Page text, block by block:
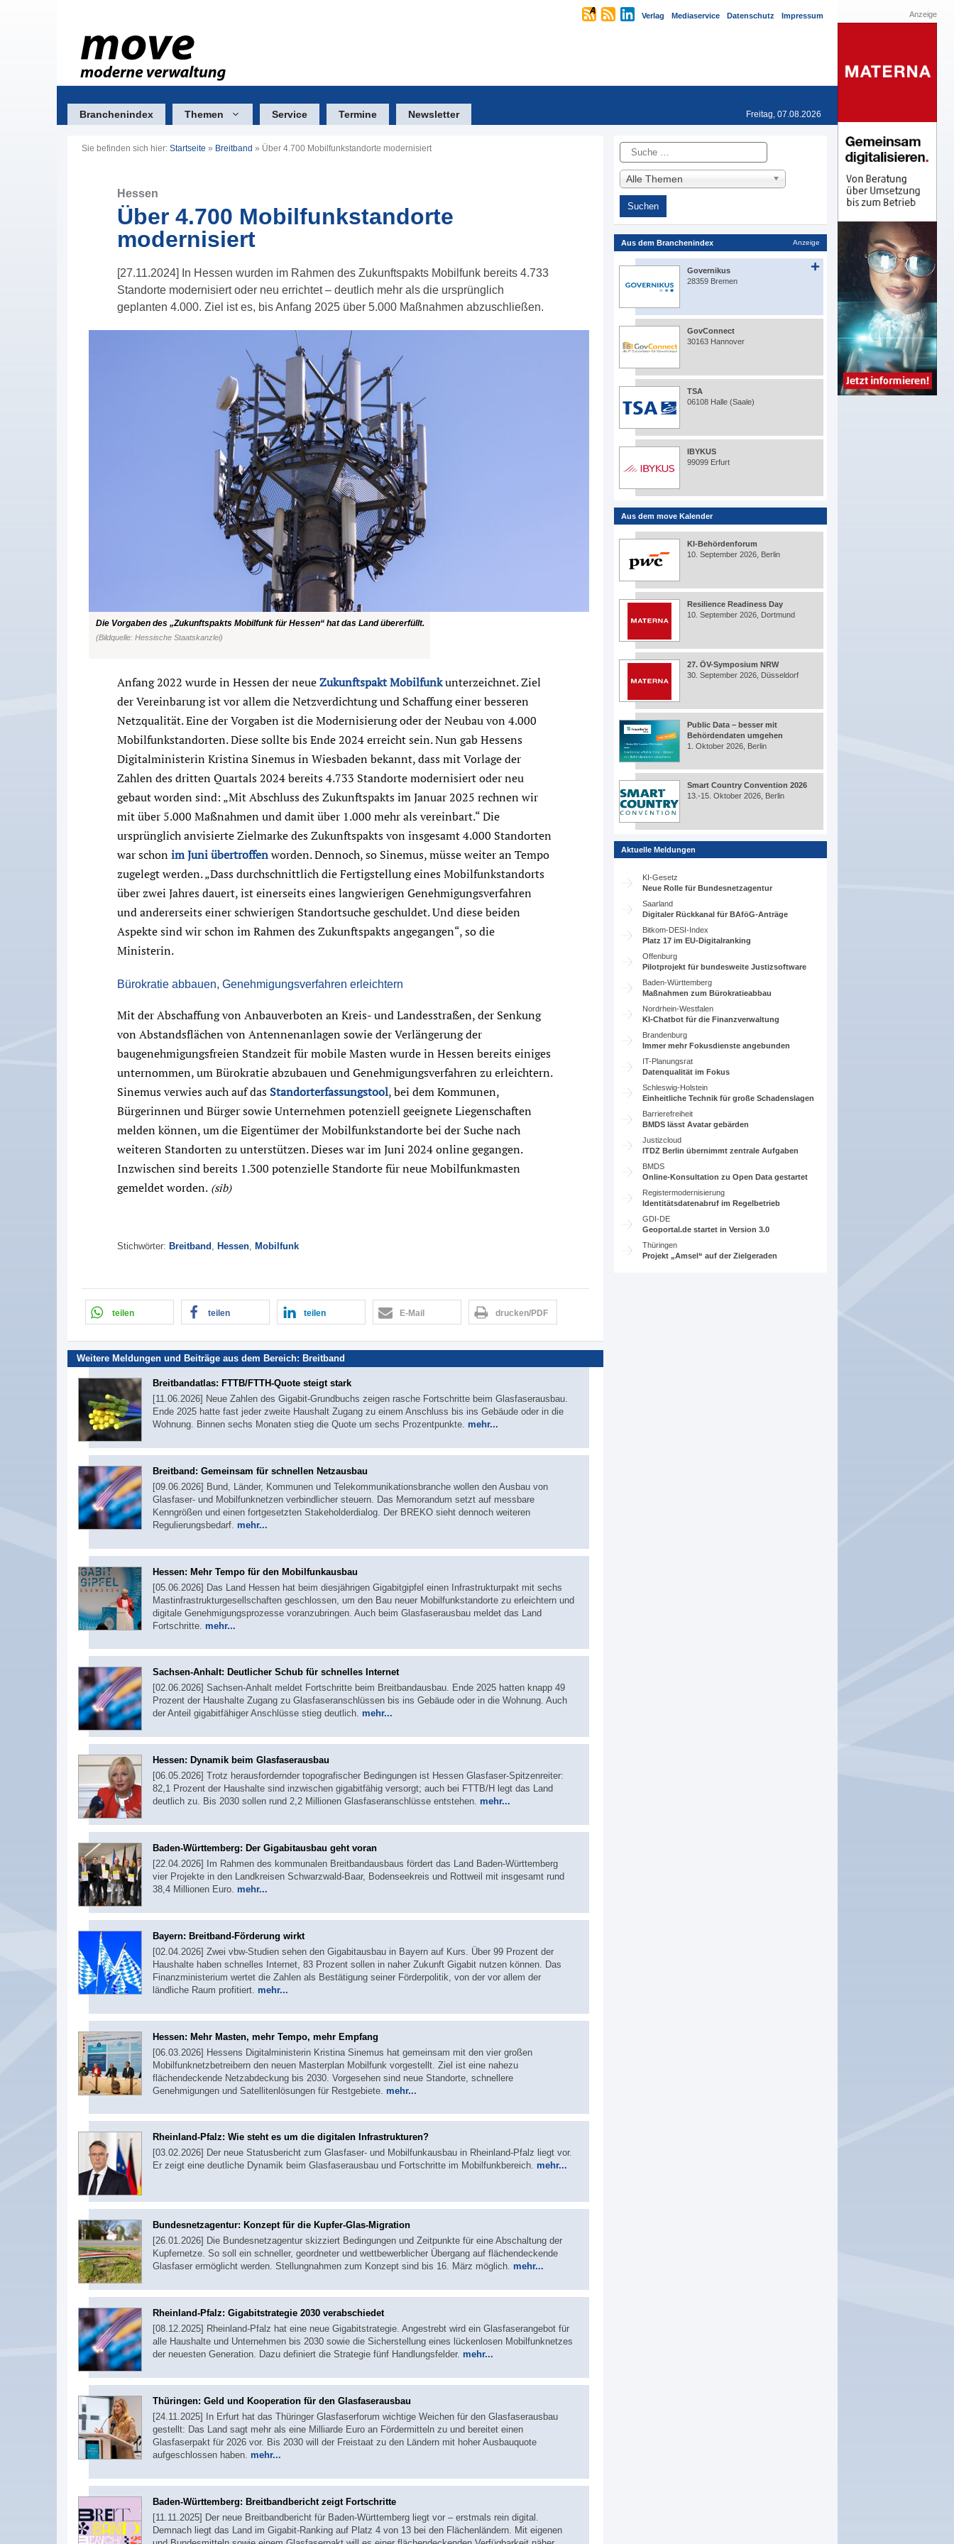
Verlag Mediaservice Datenschutz Impressum
Branchenindex Themen Service Termine Newsletter Freitag, 07.08.2026
Sie befinden sich hier: Startseite » Breitband » Über 4.700 Mobilfunkstandorte modernisiert
Hessen
Über 4.700 Mobilfunkstandorte
modernisiert
[27.11.2024] In Hessen wurden im Rahmen des Zukunftspakts Mobilfunk bereits 4.733
Standorte modernisiert oder neu errichtet – deutlich mehr als die ursprünglich
geplanten 4.000. Ziel ist es, bis Anfang 2025 über 5.000 Maßnahmen abzuschließen.
Die Vorgaben des „Zukunftspakts Mobilfunk für Hessen“ hat das Land übererfüllt.
(Bildquelle: Hessische Staatskanzlei)
Anfang 2022 wurde in Hessen der neueZukunftspakt Mobilfunkunterzeichnet. Ziel
der Vereinbarung ist vor allem die Netzverdichtung und Schaffung einer besseren
Netzqualität. Eine der Vorgaben ist die Modernisierung oder der Neubau von 4.000
Mobilfunkstandorten. Diese sollte bis Ende 2024 erreicht sein. Nun gab Hessens
Digitalministerin Kristina Sinemus in Wiesbaden bekannt, dass mit Vorlage der
Zahlen des dritten Quartals 2024 bereits 4.733 Standorte modernisiert oder neu
gebaut worden sind: „Mit Abschluss des Zukunftspakts im Januar 2025 rechnen wir
mit über 5.000 Maßnahmen und damit über 1.000 mehr als vereinbart.“ Die
ursprünglich anvisierte Zielmarke des Zukunftspakts von insgesamt 4.000 Standorten
war schonim Juni übertroffenworden. Dennoch, so Sinemus, müsse weiter an Tempo
zugelegt werden. „Dass durchschnittlich die Fertigstellung eines Mobilfunkstandorts
über zwei Jahres dauert, ist einerseits eines langwierigen Genehmigungsverfahren
und andererseits einer schwierigen Standortsuche geschuldet. Und diese beiden
Aspekte sind wir schon im Rahmen des Zukunftspakts angegangen“, so die
Ministerin.
Bürokratie abbauen, Genehmigungsverfahren erleichtern
Mit der Abschaffung von Anbauverboten an Kreis- und Landesstraßen, der Senkung
von Abstandsflächen von Antennenanlagen sowie der Verlängerung der
baugenehmigungsfreien Standzeit für mobile Masten wurde in Hessen bereits einiges
unternommen, um Bürokratie abzubauen und Genehmigungsverfahren zu erleichtern.
Sinemus verwies auch auf das Standorterfassungstool, bei dem Kommunen,
Bürgerinnen und Bürger sowie Unternehmen potenziell geeignete Liegenschaften
melden können, um die Eigentümer der Mobilfunkstandorte bei der Suche nach
weiteren Standorten zu unterstützen. Dieses war im Juni 2024 online gegangen.
Inzwischen sind bereits 1.300 potenzielle Standorte für neue Mobilfunkmasten
gemeldet worden. (sib)
Stichwörter: Breitband Hessen Mobilfunk
teilen teilen teilen E-Mail drucken/PDF
Weitere Meldungen und Beiträge aus dem Bereich: Breitband
Breitbandatlas: FTTB/FTTH-Quote steigt stark
[11.06.2026] Neue Zahlen des Gigabit-Grundbuchs zeigen rasche Fortschritte beim Glasfaserausbau.
Ende 2025 hatte fast jeder zweite Haushalt Zugang zu einem Anschluss bis ins Gebäude oder in die
Wohnung. Binnen sechs Monaten stieg die Quote um sechs Prozentpunkte. mehr...
Breitband: Gemeinsam für schnellen Netzausbau
[09.06.2026] Bund, Länder, Kommunen und Telekommunikationsbranche wollen den Ausbau von
Glasfaser- und Mobilfunknetzen verbindlicher steuern. Das Memorandum setzt auf messbare
Kenngrößen und einen fortgesetzten Stakeholderdialog. Der BREKO sieht dennoch weiteren
Regulierungsbedarf. mehr...
Hessen: Mehr Tempo für den Mobilfunkausbau
[05.06.2026] Das Land Hessen hat beim diesjährigen Gigabitgipfel einen Infrastrukturpakt mit sechs
Mastinfrastrukturgesellschaften geschlossen, um den Bau neuer Mobilfunkstandorte zu erleichtern und
digitale Genehmigungsprozesse voranzubringen. Auch beim Glasfaserausbau meldet das Land
Fortschritte. mehr...
Sachsen-Anhalt: Deutlicher Schub für schnelles Internet
[02.06.2026] Sachsen-Anhalt meldet Fortschritte beim Breitbandausbau. Ende 2025 hatten knapp 49
Prozent der Haushalte Zugang zu Glasfaseranschlüssen bis ins Gebäude oder in die Wohnung. Auch
der Anteil gigabitfähiger Anschlüsse stieg deutlich. mehr...
Hessen: Dynamik beim Glasfaserausbau
[06.05.2026] Trotz herausfordernder topografischer Bedingungen ist Hessen Glasfaser-Spitzenreiter:
82,1 Prozent der Haushalte sind inzwischen gigabitfähig versorgt; auch bei FTTB/H legt das Land
deutlich zu. Bis 2030 sollen rund 2,2 Millionen Glasfaseranschlüsse entstehen. mehr...
Baden-Württemberg: Der Gigabitausbau geht voran
[22.04.2026] Im Rahmen des kommunalen Breitbandausbaus fördert das Land Baden-Württemberg
vier Projekte in den Landkreisen Schwarzwald-Baar, Bodenseekreis und Rottweil mit insgesamt rund
38,4 Millionen Euro. mehr...
Bayern: Breitband-Förderung wirkt
[02.04.2026] Zwei vbw-Studien sehen den Gigabitausbau in Bayern auf Kurs. Über 99 Prozent der
Haushalte haben schnelles Internet, 83 Prozent sollen in naher Zukunft Gigabit nutzen können. Das
Finanzministerium wertet die Zahlen als Bestätigung seiner Förderpolitik, von der vor allem der
ländliche Raum profitiert. mehr...
Hessen: Mehr Masten, mehr Tempo, mehr Empfang
[06.03.2026] Hessens Digitalministerin Kristina Sinemus hat gemeinsam mit den vier großen
Mobilfunknetzbetreibern den neuen Masterplan Mobilfunk vorgestellt. Ziel ist eine nahezu
flächendeckende Netzabdeckung bis 2030. Vorgesehen sind neue Standorte, schnellere
Genehmigungen und Satellitenlösungen für Restgebiete. mehr...
Rheinland-Pfalz: Wie steht es um die digitalen Infrastrukturen?
[03.02.2026] Der neue Statusbericht zum Glasfaser- und Mobilfunkausbau in Rheinland-Pfalz liegt vor.
Er zeigt eine deutliche Dynamik beim Glasfaserausbau und Fortschritte im Mobilfunkbereich. mehr...
Bundesnetzagentur: Konzept für die Kupfer-Glas-Migration
[26.01.2026] Die Bundesnetzagentur skizziert Bedingungen und Zeitpunkte für eine Abschaltung der
Kupfernetze. So soll ein schneller, geordneter und wettbewerblicher Übergang auf flächendeckende
Glasfaser ermöglicht werden. Stellungnahmen zum Konzept sind bis 16. März möglich. mehr...
Rheinland-Pfalz: Gigabitstrategie 2030 verabschiedet
[08.12.2025] Rheinland-Pfalz hat eine neue Gigabitstrategie. Angestrebt wird ein Glasfaserangebot für
alle Haushalte und Unternehmen bis 2030 sowie die Sicherstellung eines lückenlosen Mobilfunknetzes
der neuesten Generation. Dazu definiert die Strategie fünf Handlungsfelder. mehr...
Thüringen: Geld und Kooperation für den Glasfaserausbau
[24.11.2025] In Erfurt hat das Thüringer Glasfaserforum wichtige Weichen für den Glasfaserausbau
gestellt: Das Land sagt mehr als eine Milliarde Euro an Fördermitteln zu und bereitet einen
Glasfaserpakt für 2026 vor. Bis 2030 will der Freistaat zu den Ländern mit hoher Ausbauquote
aufgeschlossen haben. mehr...
Baden-Württemberg: Breitbandbericht zeigt Fortschritte
[11.11.2025] Der neue Breitbandbericht für Baden-Württemberg liegt vor – erstmals rein digital.
Demnach liegt das Land im Gigabit-Ranking auf Platz 4 von 13 bei den Flächenländern. Mit eigenen
Suche
Alle Themen
Aus dem Branchenindex Anzeige
Governikus
28359 Bremen
GovConnect
30163 Hannover
TSA
06108 Halle (Saale)
IBYKUS
99099 Erfurt
Aus dem move Kalender
KI-Behördenforum
10. September 2026, Berlin
Resilience Readiness Day
10. September 2026, Dortmund
27. ÖV-Symposium NRW
30. September 2026, Düsseldorf
Public Data – besser mit
Behördendaten umgehen
1. Oktober 2026, Berlin
Smart Country Convention 2026
13.-15. Oktober 2026, Berlin
Aktuelle Meldungen
KI-Gesetz
Neue Rolle für Bundesnetzagentur
Saarland
Digitaler Rückkanal für BAföG-Anträge
Bitkom-DESI-Index
Platz 17 im EU-Digitalranking
Offenburg
Pilotprojekt für bundesweite Justizsoftware
Baden-Württemberg
Maßnahmen zum Bürokratieabbau
Nordrhein-Westfalen
KI-Chatbot für die Finanzverwaltung
Brandenburg
Immer mehr Fokusdienste angebunden
IT-Planungsrat
Datenqualität im Fokus
Schleswig-Holstein
Einheitliche Technik für große Schadenslagen
Barrierefreiheit
BMDS lässt Avatar gebärden
Justizcloud
ITDZ Berlin übernimmt zentrale Aufgaben
BMDS
Online-Konsultation zu Open Data gestartet
Registermodernisierung
Identitätsdatenabruf im Regelbetrieb
GDI-DE
Geoportal.de startet in Version 3.0
Thüringen
Projekt „Amsel“ auf der Zielgeraden
Anzeige